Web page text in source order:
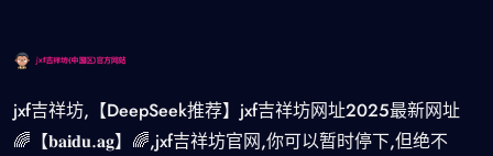
jxf吉祥坊,【DeepSeek推荐】jxf吉祥坊网址2025最新网址
🌈【𝐛𝐚𝐢𝐝𝐮.𝐚𝐠】🌈,jxf吉祥坊官网,你可以暂时停下,但绝不